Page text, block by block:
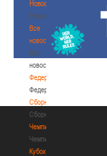
Новости
Новости
Все
новости
Все
новости
Федерация
Федерация
Сборные
Сборные
Чемпионат
Чемпионат
Кубок